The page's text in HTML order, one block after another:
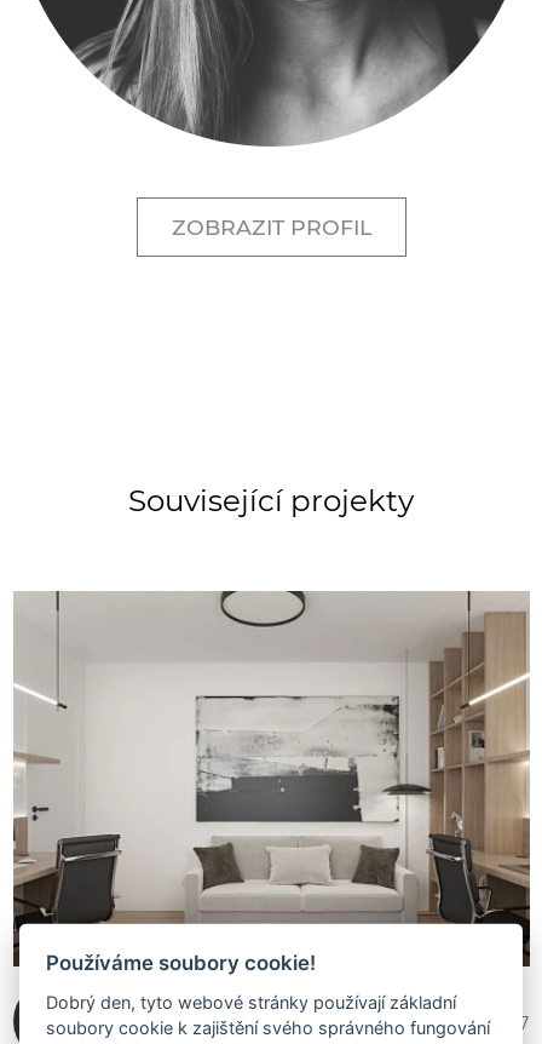
ZOBRAZIT PROFIL
Související projekty
Dominika Leško
555 167
Používáme soubory cookie!
Dobrý den, tyto webové stránky používají základní
soubory cookie k zajištění svého správného fungování